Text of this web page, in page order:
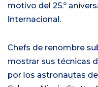
motivo del 25.º
Internacional.
Chefs de renombre
mostrar sus técnicas
por los astronautas